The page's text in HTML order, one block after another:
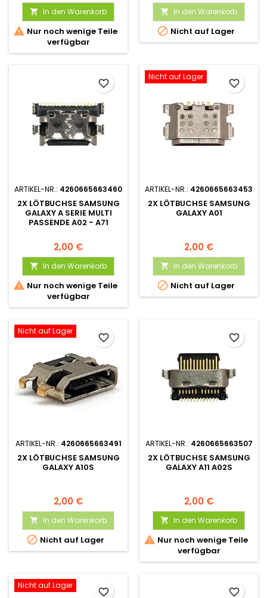
 In den Warenkorb
 Nur noch wenige Teile
verfügbar
 In den Warenkorb
 Nicht auf Lager
ARTIKEL-NR.: 4260665663460
2X LÖTBUCHSE SAMSUNG
GALAXY A SERIE MULTI
PASSENDE A02 - A71
2,00 €
 In den Warenkorb
 Nur noch wenige Teile
verfügbar
favorite_border
Nicht auf Lager
ARTIKEL-NR.: 4260665663453
2X LÖTBUCHSE SAMSUNG
GALAXY A01
2,00 €
 In den Warenkorb
 Nicht auf Lager
favorite_border
Nicht auf Lager
ARTIKEL-NR.: 4260665663491
2X LÖTBUCHSE SAMSUNG
GALAXY A10S
2,00 €
 In den Warenkorb
 Nicht auf Lager
favorite_border
ARTIKEL-NR.: 4260665663507
2X LÖTBUCHSE SAMSUNG
GALAXY A11 A02S
2,00 €
 In den Warenkorb
 Nur noch wenige Teile
verfügbar
favorite_border
Nicht auf Lager
favorite_border favorite_border